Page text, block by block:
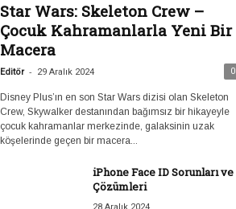
Star Wars: Skeleton Crew –
Çocuk Kahramanlarla Yeni Bir
Macera
Editör - 29 Aralık 2024 0
Disney Plus’ın en son Star Wars dizisi olan Skeleton
Crew, Skywalker destanından bağımsız bir hikayeyle
çocuk kahramanlar merkezinde, galaksinin uzak
köşelerinde geçen bir macera...
iPhone Face ID Sorunları ve
Çözümleri